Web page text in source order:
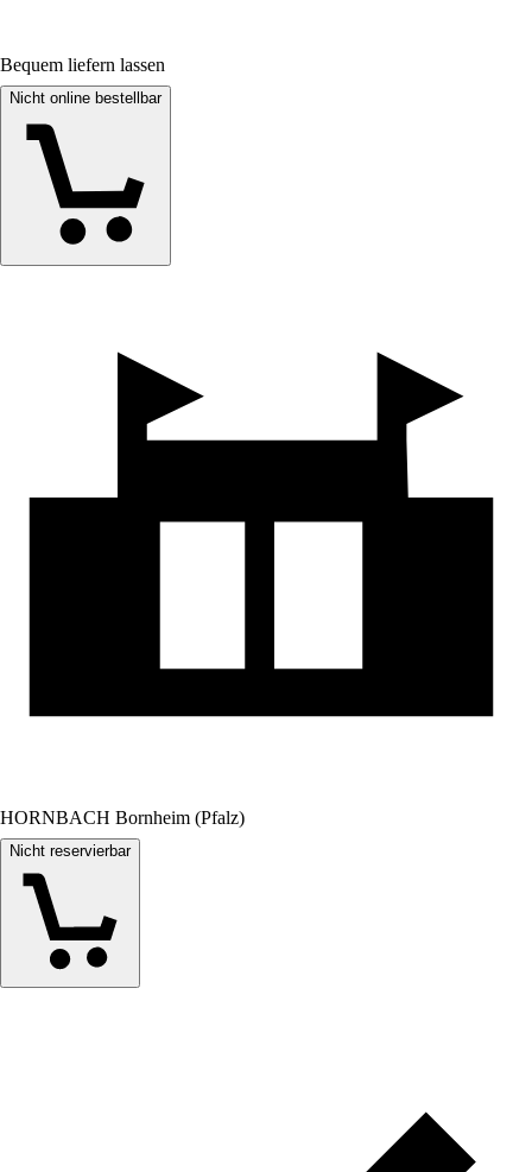
Bequem liefern lassen
Nicht online bestellbar
HORNBACH Bornheim (Pfalz)
Nicht reservierbar